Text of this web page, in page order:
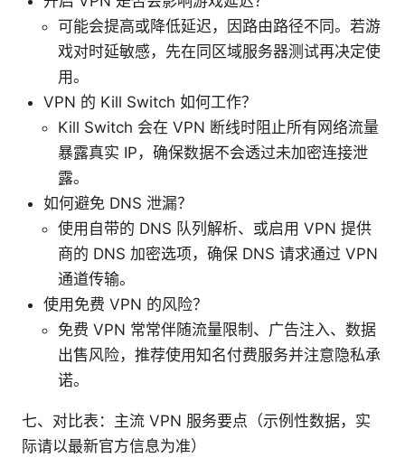
可能会提高或降低延迟，因路由路径不同。若游
戏对时延敏感，先在同区域服务器测试再决定使
用。
VPN 的 Kill Switch 如何工作？
Kill Switch 会在 VPN 断线时阻止所有网络流量
暴露真实 IP，确保数据不会透过未加密连接泄
露。
如何避免 DNS 泄漏？
使用自带的 DNS 队列解析、或启用 VPN 提供
商的 DNS 加密选项，确保 DNS 请求通过 VPN
通道传输。
使用免费 VPN 的风险？
免费 VPN 常常伴随流量限制、广告注入、数据
出售风险，推荐使用知名付费服务并注意隐私承
诺。
七、对比表：主流 VPN 服务要点（示例性数据，实
际请以最新官方信息为准）